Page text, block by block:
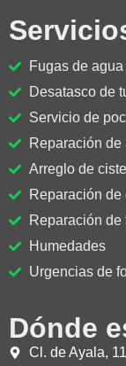
Fugas de agua
Desatasco de
Servicio de
Reparación de
Arreglo de
Reparación de
Reparación de
Humedades
Urgencias de
Dónde
Cl. de Ayala,